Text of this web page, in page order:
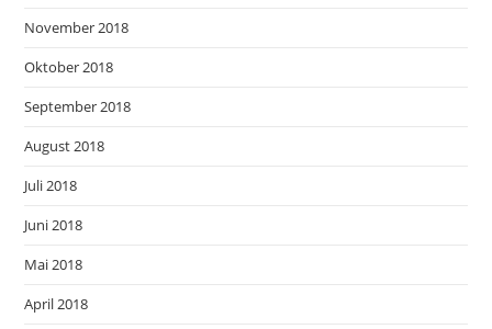
November 2018
Oktober 2018
September 2018
August 2018
Juli 2018
Juni 2018
Mai 2018
April 2018